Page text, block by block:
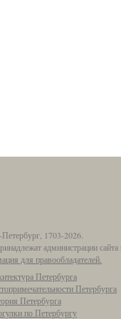
1703-2026.
администрации сайта
для правообладателей.
Петербурга
Петербурга
Петербурга
по Петербургу